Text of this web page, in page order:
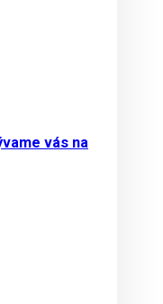
vás na